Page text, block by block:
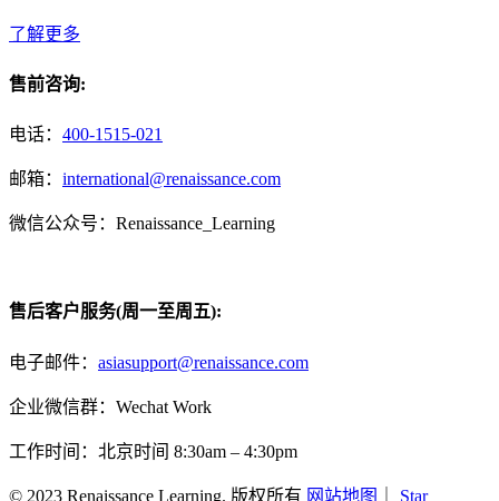
了解更多
售前咨询:
电话： 400-1515-021
邮箱： international@renaissance.com
微信公众号：Renaissance_Learning
售后客户服务(周一至周五):
电子邮件： asiasupport@renaissance.com
企业微信群：Wechat Work
工作时间：北京时间 8:30am – 4:30pm
© 2023 Renaissance Learning. 版权所有 网站地图 Star